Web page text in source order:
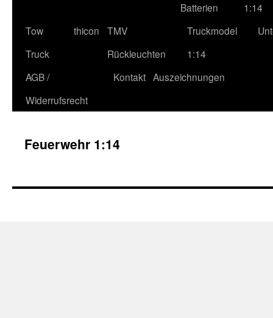
Batterien
1:14
Tow
Truck
thicon
TMV
Rückleuchten
Truckmodel
1:14
AGB /
Widerrufsrecht
Kontakt Auszeichnungen
Feuerwehr 1:14